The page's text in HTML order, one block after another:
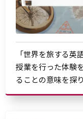
「世界を旅する英
授業を行った体験
ることの意味を探